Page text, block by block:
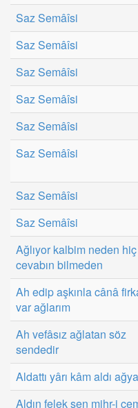
Saz Semâîsi
Saz Semâîsi
Saz Semâîsi
Saz Semâîsi
Saz Semâîsi
Saz Semâîsi
Saz Semâîsi
Saz Semâîsi
Ağlıyor kalbim neden hiç
cevabın bilmeden
Ah edip aşkınla cânâ
var ağlarım
Ah vefâsız ağlatan söz
sendedir
Aldattı yârı kâm aldı
Aldın felek sen mihr-i